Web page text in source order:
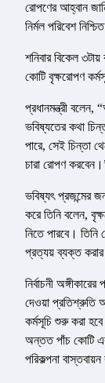
রোপণের আহ্বান
নির্মল পরিবেশ
শনিবার বিকেল ৩টায়
কোটি বৃক্ষরোপণ
প্রধানমন্ত্রী
ভবিষ্যতের কথা
পারে, সেই চিন্তা
চারা রোপণ
ভবিষ্যৎ প্রজন্মের
করে তিনি বলেন,
নিতে পারবে।
প্রত্যয় ব্যক্ত করার
নির্বাচনী
দেওয়া প্রতিশ্রুতি
কর্মসূচি শুরু করা
অন্তত পাঁচ কোটি
পরিকল্পনা